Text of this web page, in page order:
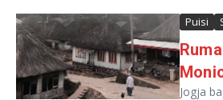
Puisi
Jogja